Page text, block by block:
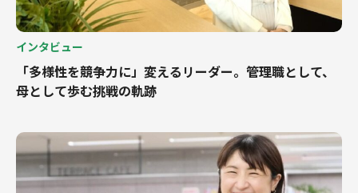
インタビュー
「多様性を競争力に」変えるリーダー。管理職として、
母として歩む挑戦の軌跡